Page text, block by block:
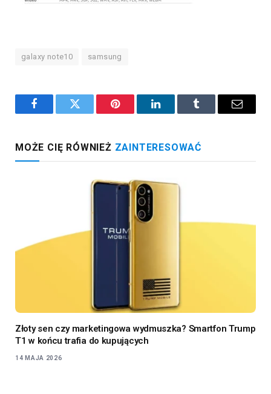
galaxy note10 samsung
FacebookTwitter Pinterest LinkedInTumblr Email
MOŻE CIĘ RÓWNIEŻ ZAINTERESOWAĆ
Złoty sen czy marketingowa wydmuszka? Smartfon Trump
T1 w końcu trafia do kupujących
14 MAJA 2026